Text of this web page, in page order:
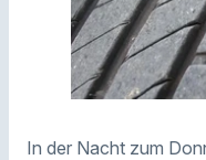
In der Nacht zum